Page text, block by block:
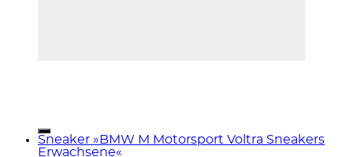
Sneaker »BMW M Motorsport Voltra Sneakers
Erwachsene«